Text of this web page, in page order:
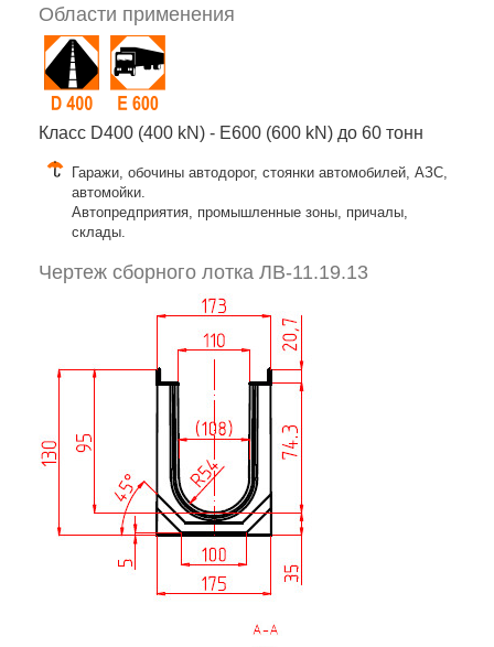
Области применения
Класс D400 (400 kN) - E600 (600 kN) до 60 тонн
Гаражи, обочины автодорог, стоянки автомобилей, АЗС,
автомойки.
Автопредприятия, промышленные зоны, причалы,
склады.
Чертеж сборного лотка ЛВ-11.19.13